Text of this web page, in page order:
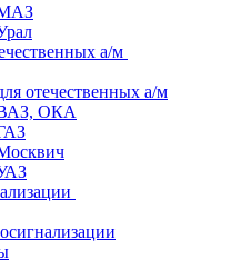
МАЗ
а/м
отечественных а/м
ВАЗ, ОКА